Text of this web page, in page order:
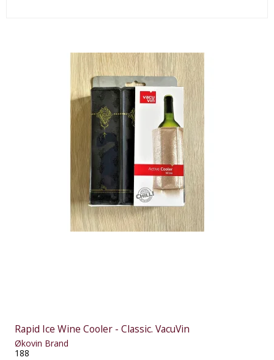
Rapid Ice Wine Cooler - Classic. VacuVin
Økovin Brand
188